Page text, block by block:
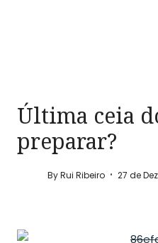
Última ceia
preparar?
ByRui Ribeiro 27 de